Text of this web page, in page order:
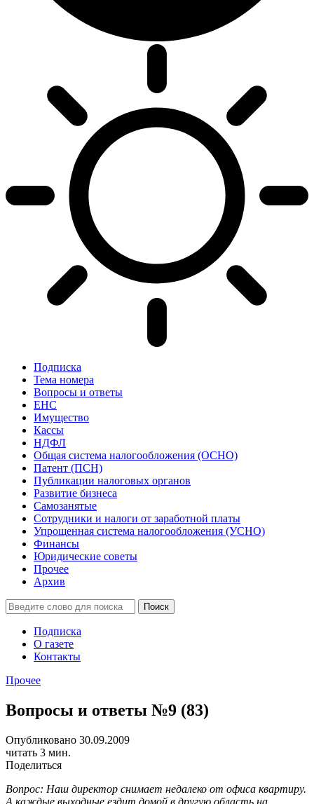
Подписка
Тема номера
Вопросы и ответы
ЕНС
Имущество
Кассы
НДФЛ
Общая система налогообложения (ОСНО)
Патент (ПСН)
Публикации налоговых органов
Развитие бизнеса
Самозанятые
Сотрудники и налоги от заработной платы
Упрощенная система налогообложения (УСНО)
Финансы
Юридические советы
Прочее
Архив
Подписка
О газете
Контакты
Прочее
Вопросы и ответы №9 (83)
Опубликовано 30.09.2009
читать 3 мин.
Поделиться
Вопрос: Наш директор снимает недалеко от офиса квартиру.
А каждые выходные ездит домой в другую область на